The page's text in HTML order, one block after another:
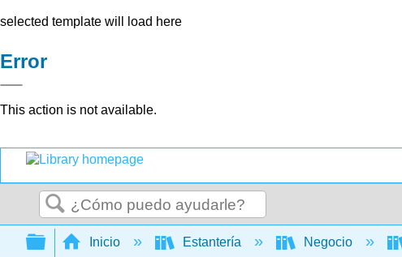
selected template will load here
Error
This action is not available.
Buscar
Expandir/contraer jerarquía global
Inicio Estantería Negocio